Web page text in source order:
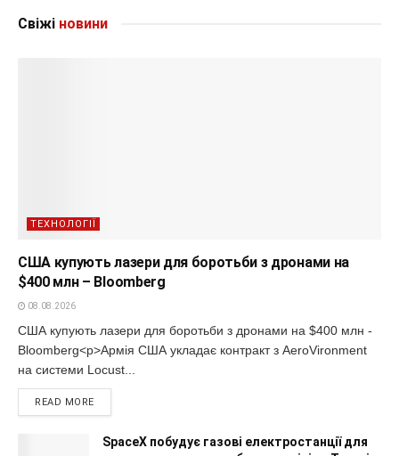
Свіжі новини
ТЕХНОЛОГІЇ
США купують лазери для боротьби з дронами на
$400 млн – Bloomberg
08.08.2026
США купують лазери для боротьби з дронами на $400 млн -
Bloomberg<p>Армія США укладає контракт з AeroVironment
на системи Locust...
READ MORE
SpaceX побудує газові електростанції для